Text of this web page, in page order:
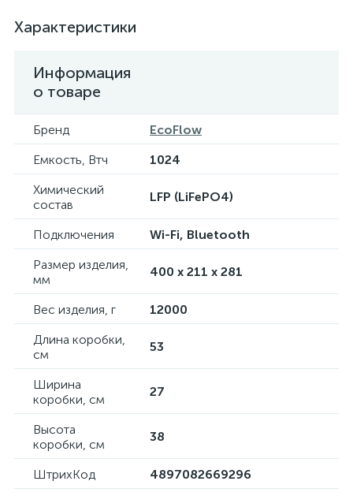
Характеристики
Информация
о товаре
Бренд
EcoFlow
Емкость, Втч
1024
Химический
состав
LFP (LiFePO4)
Подключения
Wi-Fi, Bluetooth
Размер изделия,
мм
400 x 211 x 281
Вес изделия, г
12000
Длина коробки,
см
53
Ширина
коробки, см
27
Высота
коробки, см
38
ШтрихКод
4897082669296